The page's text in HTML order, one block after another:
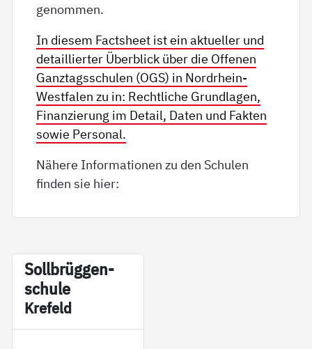
genommen.
In diesem Factsheet ist ein aktueller und
detaillierter Überblick über die Offenen
Ganztagsschulen (OGS) in Nordrhein-
Westfalen zu in: Rechtliche Grundlagen,
Finanzierung im Detail, Daten und Fakten
sowie Personal.
Nähere Informationen zu den Schulen
finden sie hier:
Soll­brüg­gen­
schu­le
Kre­feld